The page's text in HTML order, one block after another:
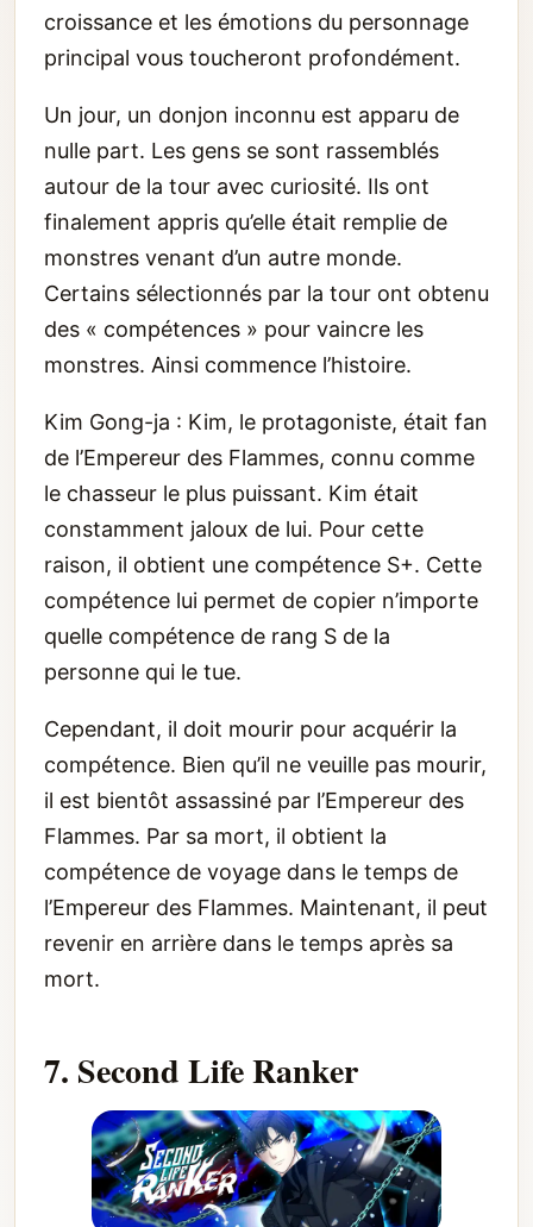
croissance et les émotions du personnage
principal vous toucheront profondément.
Un jour, un donjon inconnu est apparu de
nulle part. Les gens se sont rassemblés
autour de la tour avec curiosité. Ils ont
finalement appris qu’elle était remplie de
monstres venant d’un autre monde.
Certains sélectionnés par la tour ont obtenu
des « compétences » pour vaincre les
monstres. Ainsi commence l’histoire.
Kim Gong-ja : Kim, le protagoniste, était fan
de l’Empereur des Flammes, connu comme
le chasseur le plus puissant. Kim était
constamment jaloux de lui. Pour cette
raison, il obtient une compétence S+. Cette
compétence lui permet de copier n’importe
quelle compétence de rang S de la
personne qui le tue.
Cependant, il doit mourir pour acquérir la
compétence. Bien qu’il ne veuille pas mourir,
il est bientôt assassiné par l’Empereur des
Flammes. Par sa mort, il obtient la
compétence de voyage dans le temps de
l’Empereur des Flammes. Maintenant, il peut
revenir en arrière dans le temps après sa
mort.
7. Second Life Ranker